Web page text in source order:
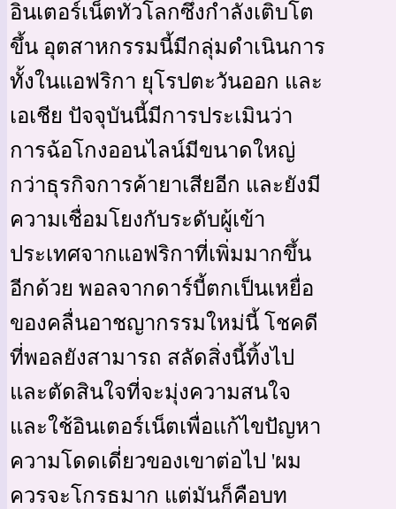
อินเตอร์เน็ตทั่วโลกซึ่งกำลังเติบโต
ขึ้น อุตสาหกรรมนี้มีกลุ่มดำเนินการ
ทั้งในแอฟริกา ยุโรปตะวันออก และ
เอเชีย ปัจจุบันนี้มีการประเมินว่า
การฉ้อโกงออนไลน์มีขนาดใหญ่
กว่าธุรกิจการค้ายาเสียอีก และยังมี
ความเชื่อมโยงกับระดับผู้เข้า
ประเทศจากแอฟริกาที่เพิ่มมากขึ้น
อีกด้วย พอลจากดาร์บี้ตกเป็นเหยื่อ
ของคลื่นอาชญากรรมใหม่นี้ โชคดี
ที่พอลยังสามารถ สลัดสิ่งนี้ทิ้งไป
และตัดสินใจที่จะมุ่งความสนใจ
และใช้อินเตอร์เน็ตเพื่อแก้ไขปัญหา
ความโดดเดี่ยวของเขาต่อไป 'ผม
ควรจะโกรธมาก แต่มันก็คือบท